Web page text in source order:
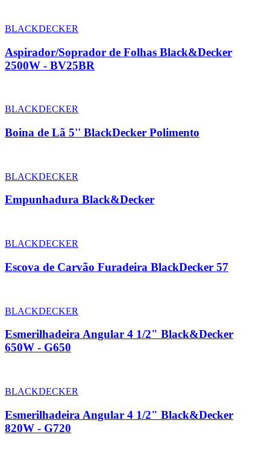
BLACKDECKER
Aspirador/Soprador de Folhas Black&Decker
2500W - BV25BR
BLACKDECKER
Boina de Lã 5'' BlackDecker Polimento
BLACKDECKER
Empunhadura Black&Decker
BLACKDECKER
Escova de Carvão Furadeira BlackDecker 57
BLACKDECKER
Esmerilhadeira Angular 4 1/2" Black&Decker
650W - G650
BLACKDECKER
Esmerilhadeira Angular 4 1/2" Black&Decker
820W - G720